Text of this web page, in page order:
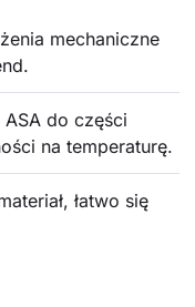
mechaniczne
ASA do części
na temperaturę.
łatwo się